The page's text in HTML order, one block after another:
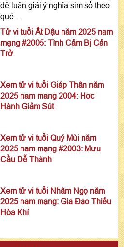
để luận giải ý nghĩa sim số theo
quẻ…
Tử vi tuổi Ất Dậu năm 2025 nam
mạng #2005: Tình Cảm Bị Cản
Trở
Xem tử vi tuổi Giáp Thân năm
2025 nam mạng 2004: Học
Hành Giảm Sút
Xem tử vi tuổi Quý Mùi năm
2025 nam mạng #2003: Mưu
Cầu Dễ Thành
Xem tử vi tuổi Nhâm Ngọ năm
2025 nam mạng: Gia Đạo Thiếu
Hòa Khí